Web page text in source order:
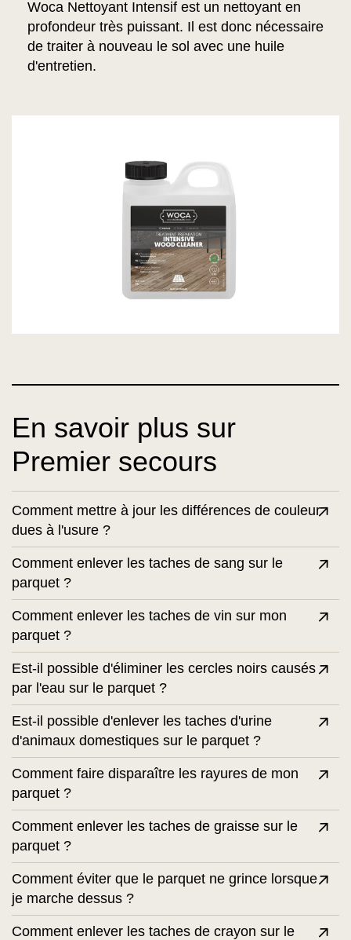
Woca Nettoyant Intensif est un nettoyant en
profondeur très puissant. Il est donc nécessaire
de traiter à nouveau le sol avec une huile
d'entretien.
En savoir plus sur
Premier secours
Comment mettre à jour les différences de couleur
dues à l'usure ?
Comment enlever les taches de sang sur le
parquet ?
Comment enlever les taches de vin sur mon
parquet ?
Est-il possible d'éliminer les cercles noirs causés
par l'eau sur le parquet ?
Est-il possible d'enlever les taches d'urine
d'animaux domestiques sur le parquet ?
Comment faire disparaître les rayures de mon
parquet ?
Comment enlever les taches de graisse sur le
parquet ?
Comment éviter que le parquet ne grince lorsque
je marche dessus ?
Comment enlever les taches de crayon sur le